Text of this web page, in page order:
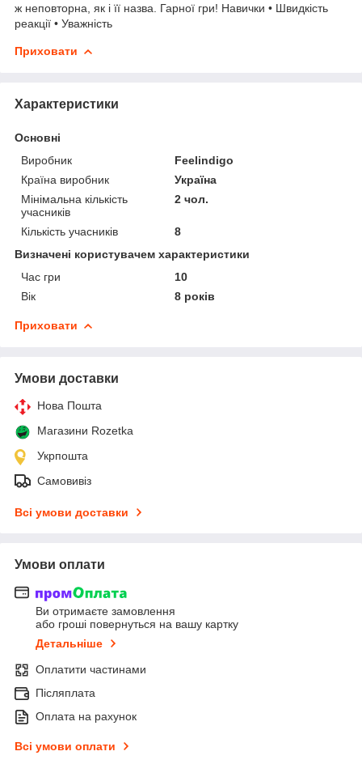
ж неповторна, як і її назва. Гарної гри! Навички • Швидкість
реакції • Уважність
Приховати
Характеристики
Основні
Виробник
Feelindigo
Країна виробник
Україна
Мінімальна кількість
учасників
2 чол.
Кількість учасників
8
Визначені користувачем характеристики
Час гри
10
Вік
8 років
Приховати
Умови доставки
Нова Пошта
Магазини Rozetka
Укрпошта
Самовивіз
Всі умови доставки
Умови оплати
Ви отримаєте замовлення
або гроші повернуться на вашу картку
Детальніше
Оплатити частинами
Післяплата
Оплата на рахунок
Всі умови оплати